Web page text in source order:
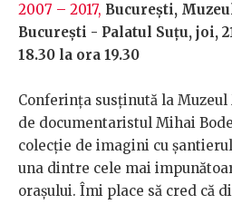
2007 – 2017, București,
București - Palatul Suțu, joi,
18.30 la ora 19.30
Conferința susținută la
de documentaristul Mihai
colecție de imagini cu
una dintre cele mai
orașului. Îmi place să cred că